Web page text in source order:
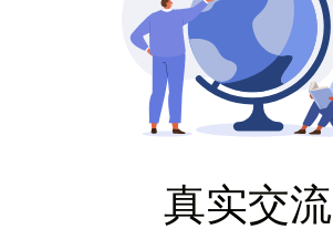
真实交流